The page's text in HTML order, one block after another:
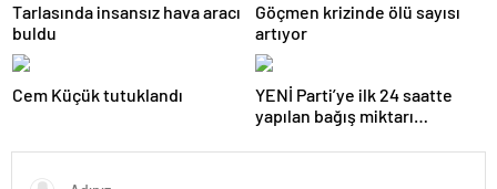
Tarlasında insansız hava aracı
buldu
Göçmen krizinde ölü sayısı
artıyor
Cem Küçük tutuklandı
YENİ Parti’ye ilk 24 saatte
yapılan bağış miktarı